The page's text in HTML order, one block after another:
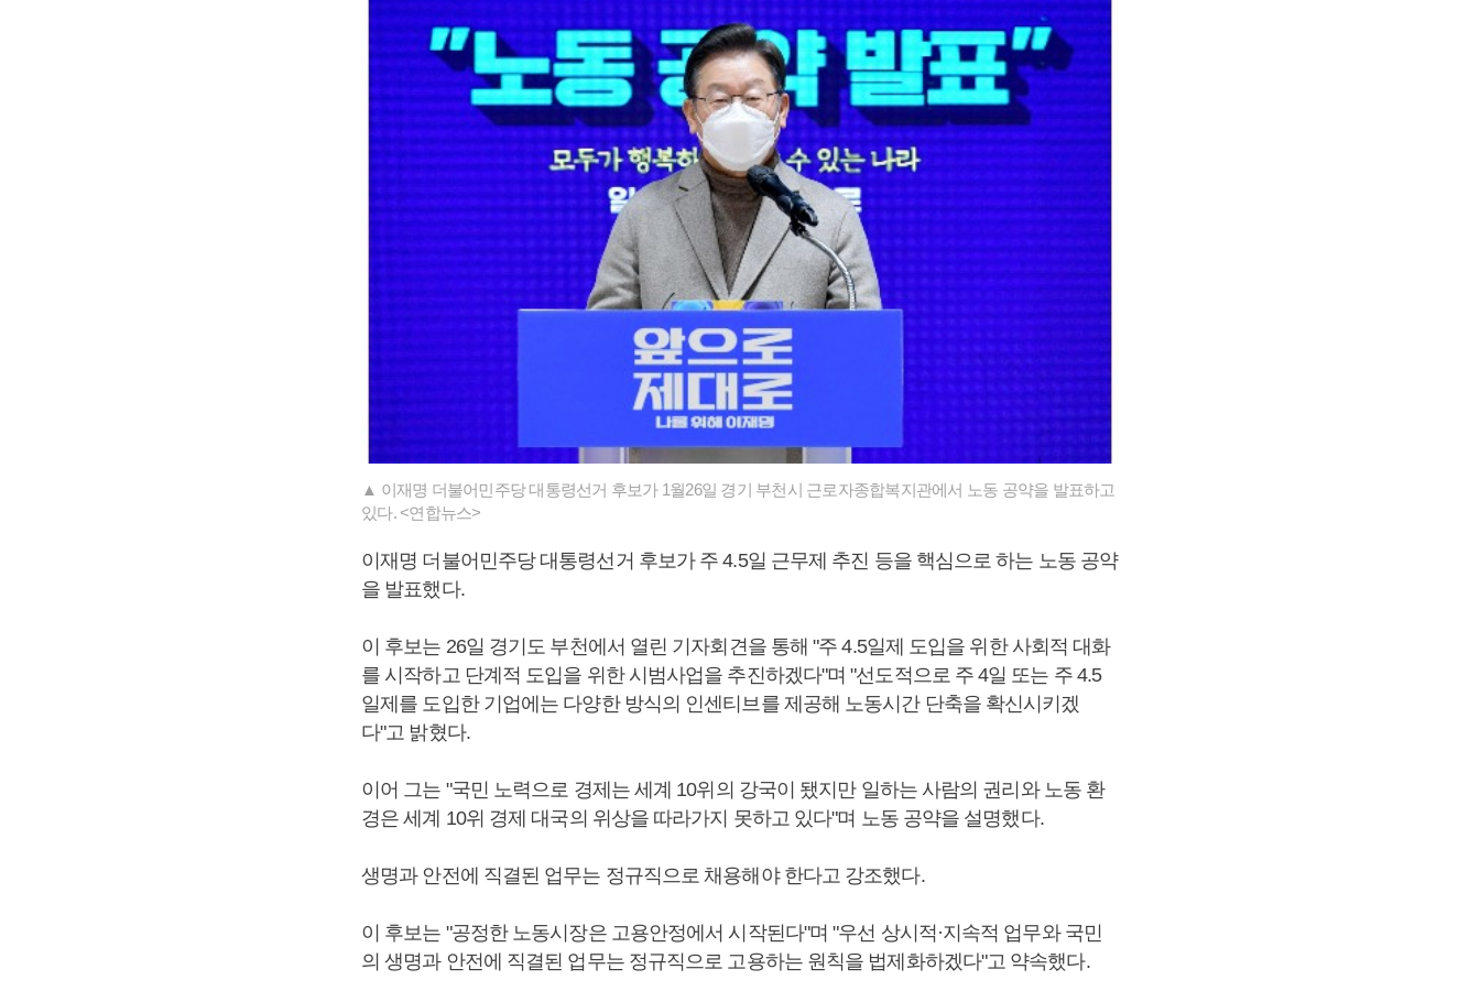
▲ 이재명 더불어민주당 대통령선거 후보가 1월26일 경기 부천시 근로자종합복지관에서 노동 공약을 발표하고
있다. <연합뉴스>
이재명 더불어민주당 대통령선거 후보가 주 4.5일 근무제 추진 등을 핵심으로 하는 노동 공약
을 발표했다.
이 후보는 26일 경기도 부천에서 열린 기자회견을 통해 "주 4.5일제 도입을 위한 사회적 대화
를 시작하고 단계적 도입을 위한 시범사업을 추진하겠다"며 "선도적으로 주 4일 또는 주 4.5
일제를 도입한 기업에는 다양한 방식의 인센티브를 제공해 노동시간 단축을 확신시키겠
다"고 밝혔다.
이어 그는 "국민 노력으로 경제는 세계 10위의 강국이 됐지만 일하는 사람의 권리와 노동 환
경은 세계 10위 경제 대국의 위상을 따라가지 못하고 있다"며 노동 공약을 설명했다.
생명과 안전에 직결된 업무는 정규직으로 채용해야 한다고 강조했다.
이 후보는 "공정한 노동시장은 고용안정에서 시작된다"며 "우선 상시적·지속적 업무와 국민
의 생명과 안전에 직결된 업무는 정규직으로 고용하는 원칙을 법제화하겠다"고 약속했다.